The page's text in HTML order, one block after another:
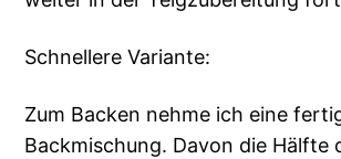
Schnellere Variante:
Zum Backen nehme ich eine
Backmischung. Davon die Hälfte